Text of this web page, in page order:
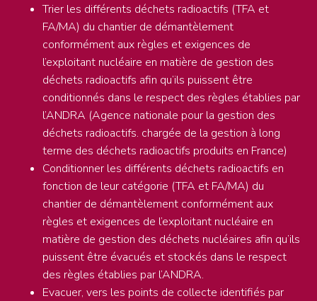
Trier les différents déchets radioactifs (TFA et
FA/MA) du chantier de démantèlement
conformément aux règles et exigences de
l’exploitant nucléaire en matière de gestion des
déchets radioactifs afin qu’ils puissent être
conditionnés dans le respect des règles établies par
l’ANDRA (Agence nationale pour la gestion des
déchets radioactifs. chargée de la gestion à long
terme des déchets radioactifs produits en France)
Conditionner les différents déchets radioactifs en
fonction de leur catégorie (TFA et FA/MA) du
chantier de démantèlement conformément aux
règles et exigences de l’exploitant nucléaire en
matière de gestion des déchets nucléaires afin qu’ils
puissent être évacués et stockés dans le respect
des règles établies par l’ANDRA.
Evacuer, vers les points de collecte identifiés par